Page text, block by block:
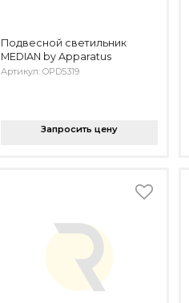
Подвесной светильник
MEDIAN by Apparatus
Артикул: OPD5319
Запросить цену